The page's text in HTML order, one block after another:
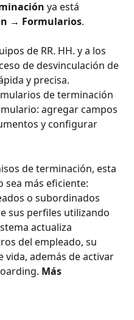
ya está
→ Formularios.
de RR. HH. y a los
de desvinculación de
y precisa.
de terminación
agregar campos
y configurar
de terminación, esta
sea más eficiente:
o subordinados
sus perfiles utilizando
actualiza
del empleado, su
vida, además de activar
Más